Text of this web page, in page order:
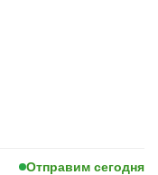
Отправим сегодня